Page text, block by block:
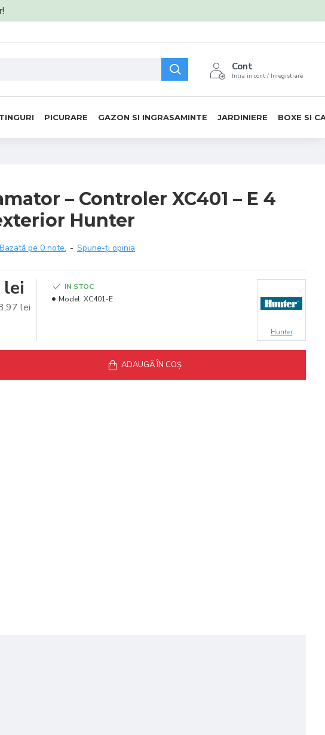
Cont
Intra in cont / Inregistrare
PICURARE GAZON SI INGRASAMINTE JARDINIERE BOXE SI
– Controler XC401 – E 4
Hunter
Bazată pe 0 note. - Spune-ţi opinia
lei
IN STOC
Model: XC401-E
Hunter
ADAUGĂ ÎN COŞ